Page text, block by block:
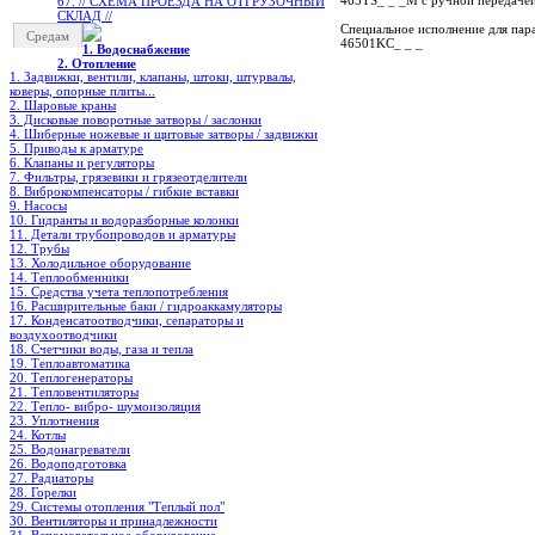
СКЛАД //
Средам
1. Водоснабжение
2. Отопление
1. Задвижки, вентили, клапаны, штоки, штурвалы,
коверы, опорные плиты...
2. Шаровые краны
3. Дисковые поворотные затворы / заслонки
4. Шиберные ножевые и щитовые затворы / задвижки
5. Приводы к арматуре
6. Клапаны и регуляторы
7. Фильтры, грязевики и грязеотделители
8. Виброкомпенсаторы / гибкие вставки
9. Насосы
10. Гидранты и водоразборные колонки
11. Детали трубопроводов и арматуры
12. Трубы
13. Холодильное oборудование
14. Теплообменники
15. Средства учета теплопотребления
16. Расширительные баки / гидроаккамуляторы
17. Конденсатоотводчики, сепараторы и
воздухоотводчики
18. Счетчики воды, газа и тепла
19. Теплоавтоматика
20. Теплогенераторы
21. Тепловентиляторы
22. Тепло- вибро- шумоизоляция
23. Уплотнения
24. Котлы
25. Водонагреватели
26. Водоподготовка
27. Радиаторы
28. Горелки
29. Системы отопления "Теплый пол"
30. Вентиляторы и принадлежности
Специальное исполнение для
46501KC_ _ _